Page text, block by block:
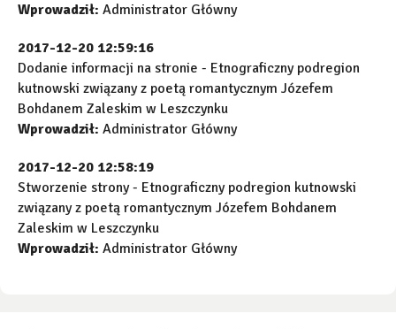
Wprowadził: Administrator Główny
2017-12-20 12:59:16
Dodanie informacji na stronie - Etnograficzny podregion
kutnowski związany z poetą romantycznym Józefem
Bohdanem Zaleskim w Leszczynku
Wprowadził: Administrator Główny
2017-12-20 12:58:19
Stworzenie strony - Etnograficzny podregion kutnowski
związany z poetą romantycznym Józefem Bohdanem
Zaleskim w Leszczynku
Wprowadził: Administrator Główny